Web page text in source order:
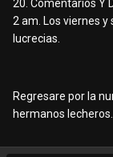
20. Comentarios Y
2 am. Los viernes
lucrecias.
Regresare por la
hermanos lecheros.